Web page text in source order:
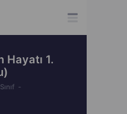
Hayatı 1.